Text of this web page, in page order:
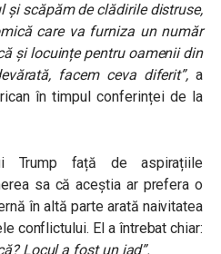
și scăpăm de clădirile distruse,
care va furniza un număr
și locuințe pentru oamenii din
facem ceva diferit”, a
în timpul conferinței de la
față de aspirațiile
sa că aceștia ar prefera o
în altă parte arată naivitatea
conflictului. El a întrebat chiar:
Locul a fost un iad”.